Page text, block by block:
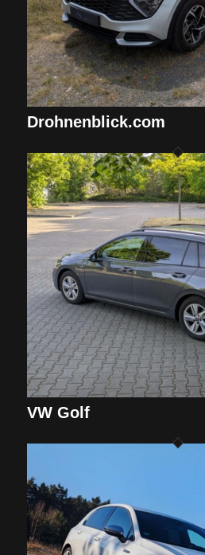
Drohnenblick.com
VW Golf